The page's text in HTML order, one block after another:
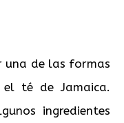
una de las formas
té de Jamaica.
ingredientes